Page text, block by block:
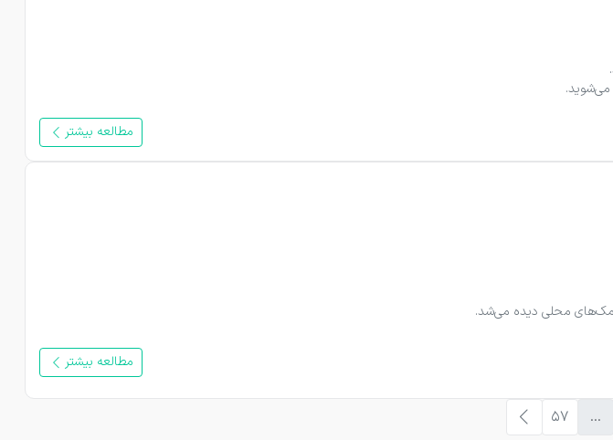
مطالعه بیشتر
مطالعه بیشتر
...
57